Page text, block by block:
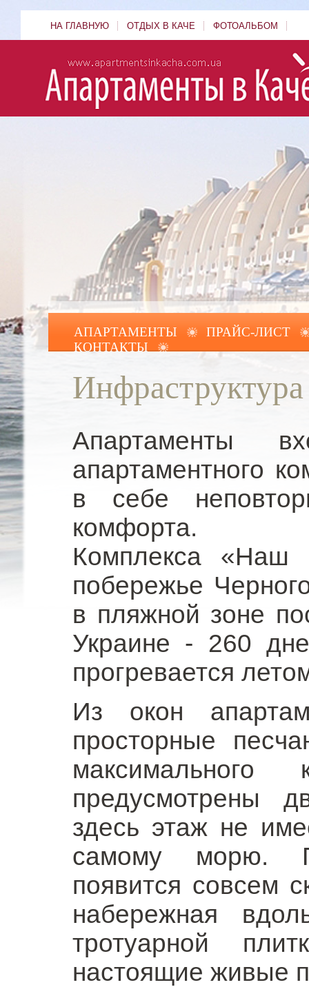
НА ГЛАВНУЮ ОТДЫХ В КАЧЕ ФОТОАЛЬБОМ
АПАРТАМЕНТЫ
ПРАЙС-ЛИСТ
КОНТАКТЫ
Апартаменты
апартаментного
в себе
комфорта.
Комплекса «Наш
побережье
в пляжной зоне
Украине - 260
прогревается
Из окон
просторные
предусмотрены
здесь этаж не
самому морю.
появится совсем
набережная
тротуарной
настоящие живые